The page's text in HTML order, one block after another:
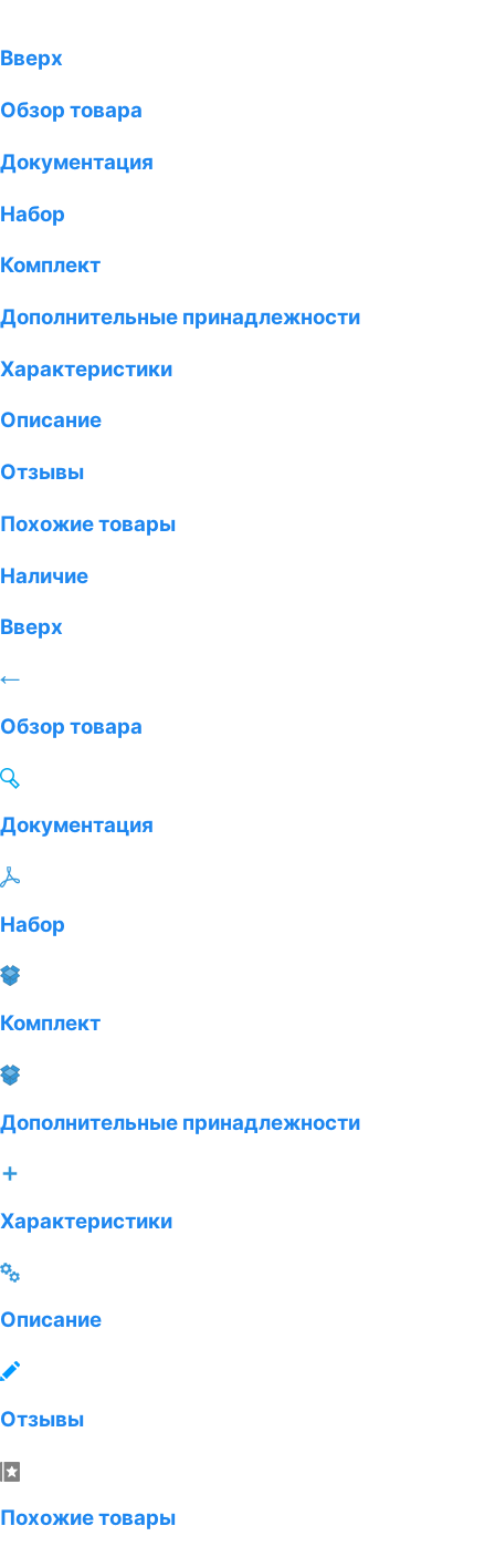
Вверх
Обзор товара
Документация
Набор
Комплект
Дополнительные принадлежности
Характеристики
Описание
Отзывы
Похожие товары
Наличие
Вверх
Обзор товара
Документация
Набор
Комплект
Дополнительные принадлежности
Характеристики
Описание
Отзывы
Похожие товары